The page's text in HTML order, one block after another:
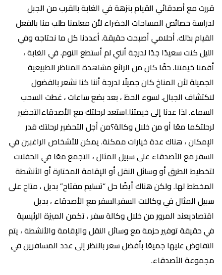
قررت مع أصدقائي القيام بنزهة في الغابة بالقرب من الجبل
لدراسة خصائص المساحات الخضراء لأن معلمنا طلب منا بالفعل
القيام بذلك. أحلامي أصبحت حقيقة. أعددنا كل ما نحتاجه وفي
الليل كنت سعيدًا جدًا لدرجة أنني لم أستطع النوم. في الغابة ،
أقمنا خيمتنا. حقًا كان من الرائع مشاهدة المناظر الطبيعية
الجميلة لأن المناخ كان جميلًا لدرجة أننا كنا نشعر بالفضول
لاكتشاف الجبال. لسوء الحظ ، بعد بضع ساعات ، غطت السحب
السماء. لذا عدنا إلى خيمتنا.استعد لرحلتك مع الأصدقاءالتحضير
لرحلتكما معًا أو من خلال وكالة؟من أجل التحضير لرحلتك قدر
الإمكان ، هناك عدة خيارات ممكنة. يمكن للأشخاص الراغبين في
السفر مع الأصدقاء على سبيل المثال ، التجمع معًا في الحفلات
لتخطيط الطرق أو وسائل النقل أو الإقامة المختارة أو الأنشطة
المخطط لها. ولكن هناك أيضًا حل “تسليم مفتاح” بديل ، متاح على
سبيل المثال في وكالات السفر.السفر مع الأصدقاء ، بديل
اقتصاديعند المرور من خلال وكالة سفر ، تكمن الميزة الرئيسية
في حقيقة توفير حزمة مع وسائل النقل والإقامة والأنشطة ، يتم
التفاوض عليها جميعًا بأفضل سعر بالنظر إلى عدد المسافرين في
مجموعة الأصدقاء.